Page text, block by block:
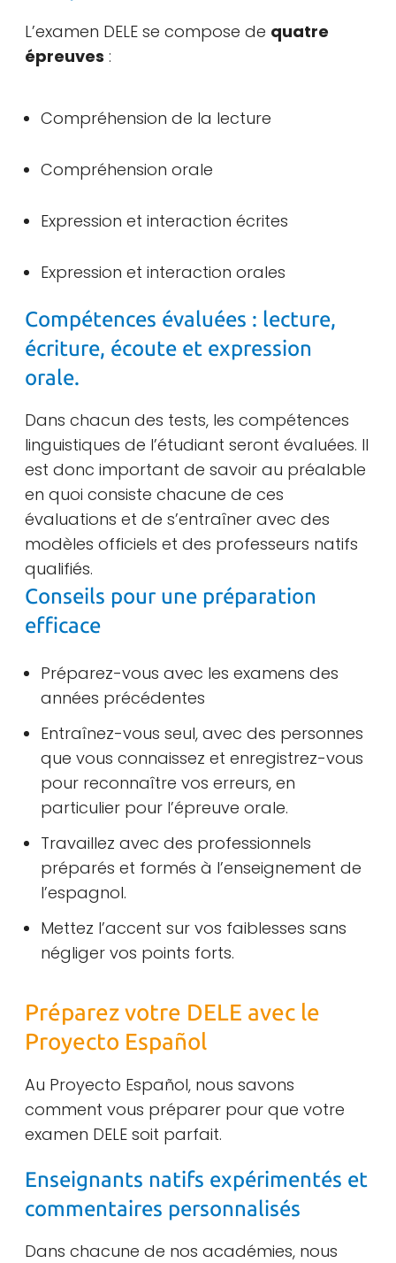
L’examen DELE se compose de quatre
épreuves :
Compréhension de la lecture
Compréhension orale
Expression et interaction écrites
Expression et interaction orales
Compétences évaluées : lecture,
écriture, écoute et expression
orale.
Dans chacun des tests, les compétences
linguistiques de l’étudiant seront évaluées. Il
est donc important de savoir au préalable
en quoi consiste chacune de ces
évaluations et de s’entraîner avec des
modèles officiels et des professeurs natifs
qualifiés.
Conseils pour une préparation
efficace
Préparez-vous avec les examens des
années précédentes
Entraînez-vous seul, avec des personnes
que vous connaissez et enregistrez-vous
pour reconnaître vos erreurs, en
particulier pour l’épreuve orale.
Travaillez avec des professionnels
préparés et formés à l’enseignement de
l’espagnol.
Mettez l’accent sur vos faiblesses sans
négliger vos points forts.
Préparez votre DELE avec le
Proyecto Español
Au Proyecto Español, nous savons
comment vous préparer pour que votre
examen DELE soit parfait.
Enseignants natifs expérimentés et
commentaires personnalisés
Dans chacune de nos académies, nous